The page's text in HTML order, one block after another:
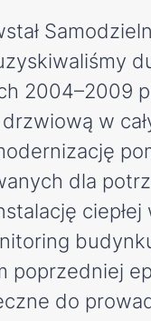
2004–2009
w
dla
do